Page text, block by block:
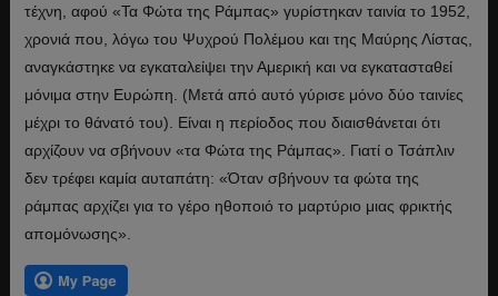
τέχνη, αφού «Τα Φώτα της Ράμπας» γυρίστηκαν ταινία το 1952,
χρονιά που, λόγω του Ψυχρού Πολέμου και της Μαύρης Λίστας,
αναγκάστηκε να εγκαταλείψει την Αμερική και να εγκατασταθεί
μόνιμα στην Ευρώπη. (Μετά από αυτό γύρισε μόνο δύο ταινίες
μέχρι το θάνατό του). Είναι η περίοδος που διαισθάνεται ότι
αρχίζουν να σβήνουν «τα Φώτα της Ράμπας». Γιατί ο Τσάπλιν
δεν τρέφει καμία αυταπάτη: «Όταν σβήνουν τα φώτα της
ράμπας αρχίζει για το γέρο ηθοποιό το μαρτύριο μιας φρικτής
απομόνωσης».